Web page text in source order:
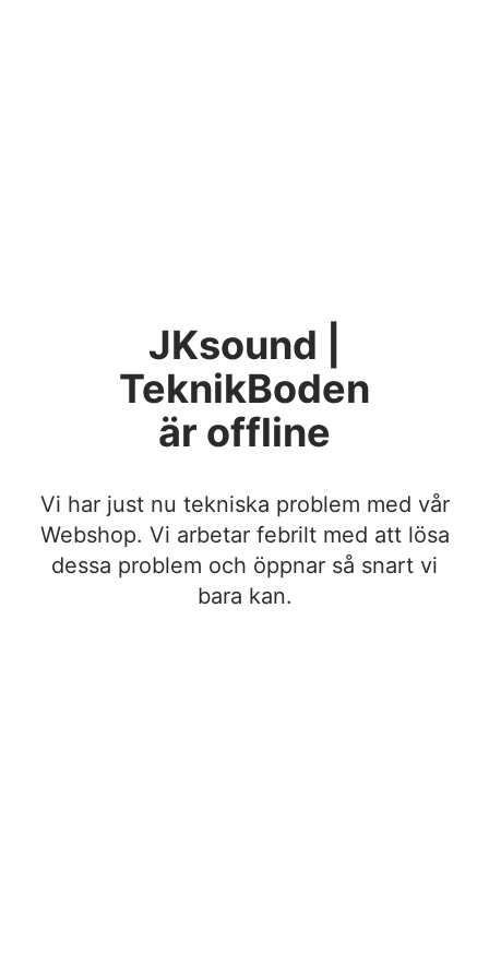
JKsound |
TeknikBoden
är offline
Vi har just nu tekniska problem med vår
Webshop. Vi arbetar febrilt med att lösa
dessa problem och öppnar så snart vi
bara kan.